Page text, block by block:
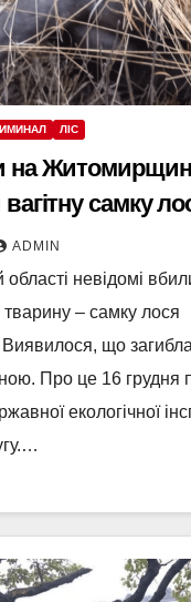
ЛІС
на
самку
ADMIN
невідомі
– самку лося
Виявилося, що
Про це 16 грудня
екологічної